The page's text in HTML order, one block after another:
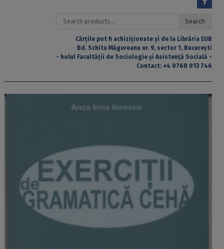
Search
Search
Cărțile pot fi achiziționate și de la Librăria EUB
Bd. Schitu Măgureanu nr. 9, sector 1, București
- holul Facultății de Sociologie și Asistență Socială -
Contact: +4 0760 013 746